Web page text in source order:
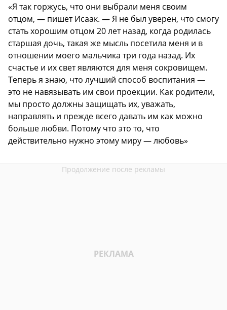
«Я так горжусь, что они выбрали меня своим
отцом, — пишет Исаак. — Я не был уверен, что смогу
стать хорошим отцом 20 лет назад, когда родилась
старшая дочь, такая же мысль посетила меня и в
отношении моего мальчика три года назад. Их
счастье и их свет являются для меня сокровищем.
Теперь я знаю, что лучший способ воспитания —
это не навязывать им свои проекции. Как родители,
мы просто должны защищать их, уважать,
направлять и прежде всего давать им как можно
больше любви. Потому что это то, что
действительно нужно этому миру — любовь»